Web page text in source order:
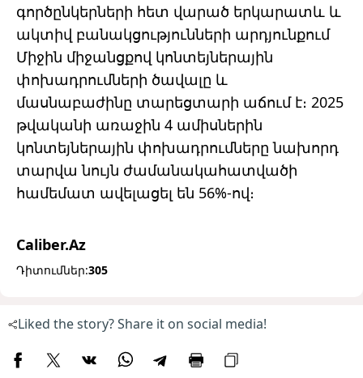
գործընկերների հետ վարած երկարատև և
ակտիվ բանակցությունների արդյունքում
Միջին միջանցքով կոնտեյներային
փոխադրումների ծավալը և
մասնաբաժինը տարեցտարի աճում է։ 2025
թվականի առաջին 4 ամիսներին
կոնտեյներային փոխադրումները նախորդ
տարվա նույն ժամանակահատվածի
համեմատ ավելացել են 56%-ով։
Caliber.Az
Դիտումներ:305
Liked the story? Share it on social media!